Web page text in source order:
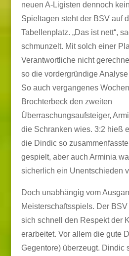
neuen A-Ligisten dennoch
Spieltagen steht der BSV auf
Tabellenplatz. „Das ist nett“,
schmunzelt. Mit solch einer
Verantwortliche nicht
so die vordergründige
So auch vergangenes
Brochterbeck den zweiten
Überraschungsaufsteiger,
die Schranken wies. 3:2 hieß
die Dindic so
gespielt, aber auch Arminia
sicherlich ein Unentschieden
Doch unabhängig vom
Meisterschaftsspiels. Der
sich schnell den Respekt der
erarbeitet. Vor allem die gute
Gegentore) überzeugt. Dindic